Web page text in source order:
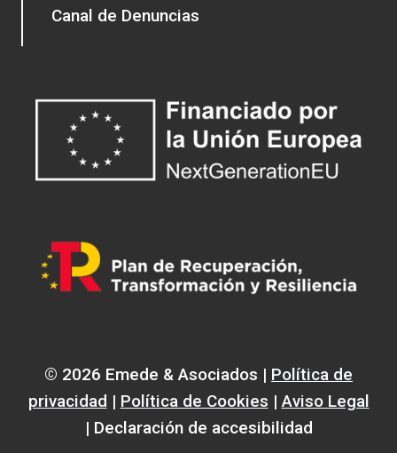
Canal de Denuncias
© 2026 Emede & Asociados | Política de
privacidad | Política de Cookies |Aviso Legal
| Declaración de accesibilidad